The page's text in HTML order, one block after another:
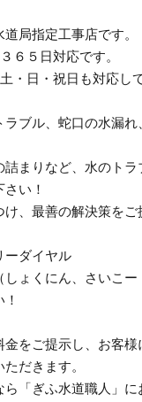
局指定工事店です。
６５日対応です。
・日・祝日も対応し
ラブル、蛇口の水漏れ
詰まりなど、水のト
い！
、最善の解決策をご
ーダイヤル
しょくにん、さいこ
金をご提示し、お客様
だきます。
ら「ぎふ水道職人」